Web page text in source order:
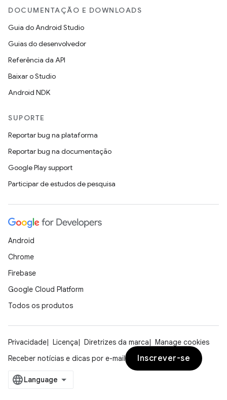
DOCUMENTAÇÃO E DOWNLOADS
Guia do Android Studio
Guias do desenvolvedor
Referência da API
Baixar o Studio
Android NDK
SUPORTE
Reportar bug na plataforma
Reportar bug na documentação
Google Play support
Participar de estudos de pesquisa
Android
Chrome
Firebase
Google Cloud Platform
Todos os produtos
Privacidade Licença Diretrizes da marca
Manage cookies
Receber notícias e dicas por e-mail
Inscrever-se